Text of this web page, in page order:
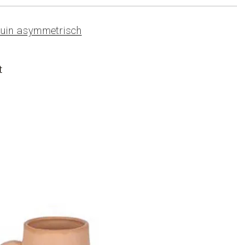
asymmetrisch